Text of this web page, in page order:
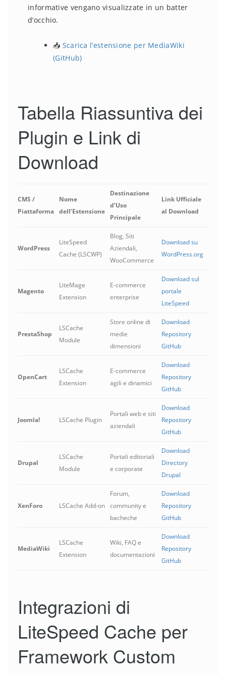
informative vengano visualizzate in un batter
d’occhio.
📥 Scarica l’estensione per MediaWiki
(GitHub)
Tabella Riassuntiva dei
Plugin e Link di
Download
CMS /
Piattaforma
Nome
dell’Estensione
Destinazione
d’Uso
Principale
Link Ufficiale
al Download
WordPress
LiteSpeed
Cache (LSCWP)
Blog, Siti
Aziendali,
WooCommerce
Download su
WordPress.org
Magento
LiteMage
Extension
E-commerce
enterprise
Download sul
portale
LiteSpeed
PrestaShop
LSCache
Module
Store online di
medie
dimensioni
Download
Repository
GitHub
OpenCart
LSCache
Extension
E-commerce
agili e dinamici
Download
Repository
GitHub
Joomla! LSCache Plugin
Portali web e siti
aziendali
Download
Repository
GitHub
Drupal
LSCache
Module
Portali editoriali
e corporate
Download
Directory
Drupal
XenForo LSCache Add-on
Forum,
community e
bacheche
Download
Repository
GitHub
MediaWiki
LSCache
Extension
Wiki, FAQ e
documentazioni
Download
Repository
GitHub
Integrazioni di
LiteSpeed Cache per
Framework Custom